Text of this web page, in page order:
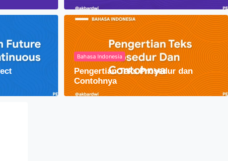
dalam Kehidupan Sehari-hari
Bahasa Indonesia
Pengertian Teks Prosedur dan
Contohnya